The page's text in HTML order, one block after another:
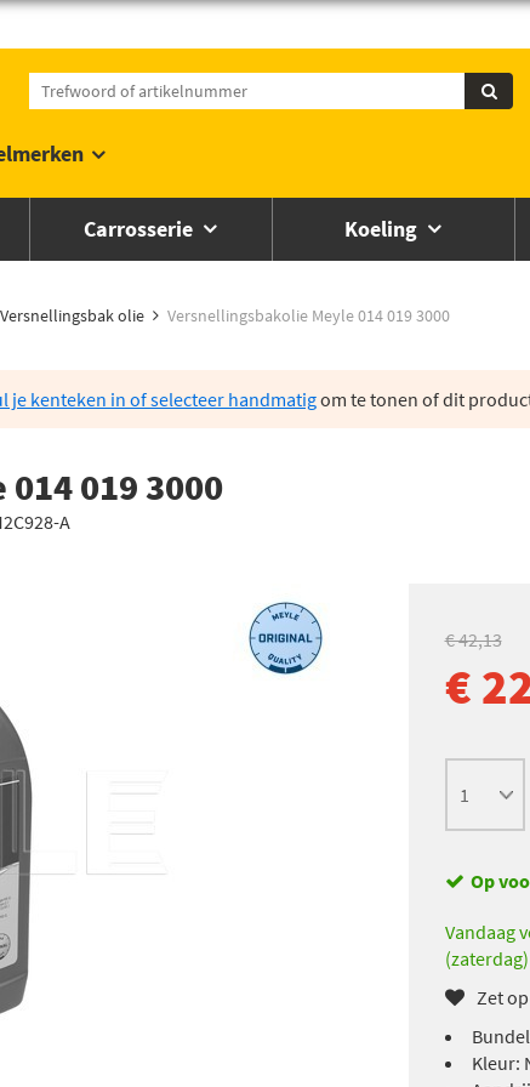
Carrosserie Koeling
Versnellingsbak olie Versnellingsbakolie Meyle 014 019 3000
je kenteken in of selecteer handmatigom te tonen of dit
019 3000
A
€ 42,13
€
Op
Vandaag
Zet
Kleur: